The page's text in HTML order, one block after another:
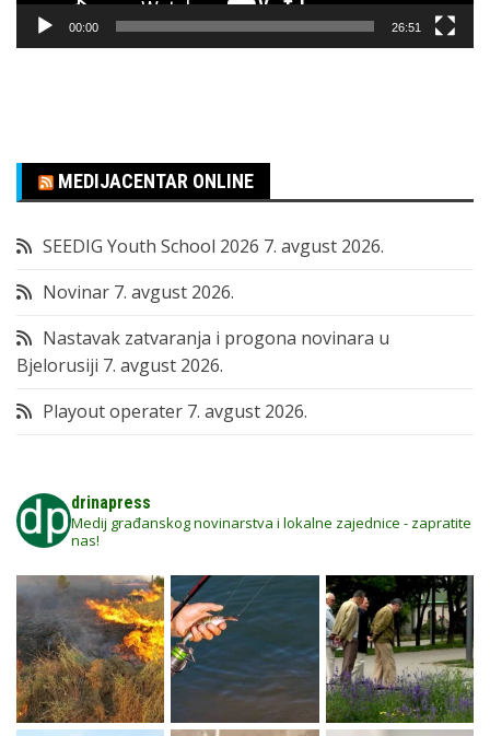
00:00 26:51
MEDIJACENTAR ONLINE
SEEDIG Youth School 2026 7. avgust 2026.
Novinar 7. avgust 2026.
Nastavak zatvaranja i progona novinara u
Bjelorusiji 7. avgust 2026.
Playout operater 7. avgust 2026.
drinapress
Medij građanskog novinarstva i lokalne zajednice - zapratite
nas!